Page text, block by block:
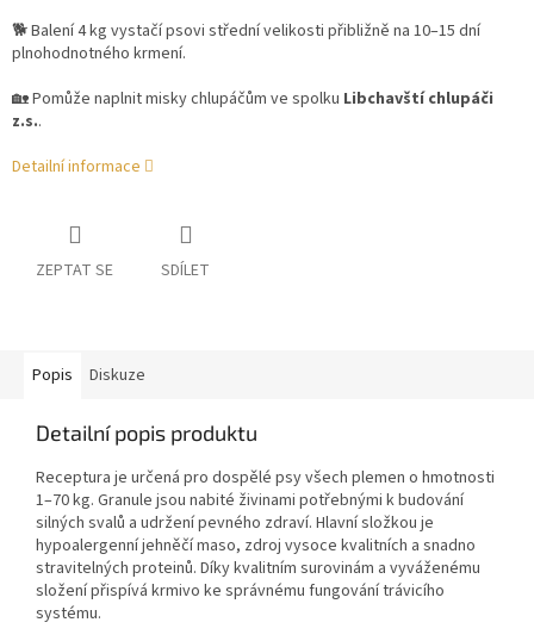
🐕 Balení 4 kg vystačí psovi střední velikosti přibližně na 10–15 dní
plnohodnotného krmení.
🏡 Pomůže naplnit misky chlupáčům ve spolku Libchavští chlupáči
z.s..
Detailní informace
ZEPTAT SE SDÍLET
Popis Diskuze
Detailní popis produktu
Receptura je určená pro dospělé psy všech plemen o hmotnosti
1–70 kg. Granule jsou nabité živinami potřebnými k budování
silných svalů a udržení pevného zdraví. Hlavní složkou je
hypoalergenní jehněčí maso, zdroj vysoce kvalitních a snadno
stravitelných proteinů. Díky kvalitním surovinám a vyváženému
složení přispívá krmivo ke správnému fungování trávicího
systému.